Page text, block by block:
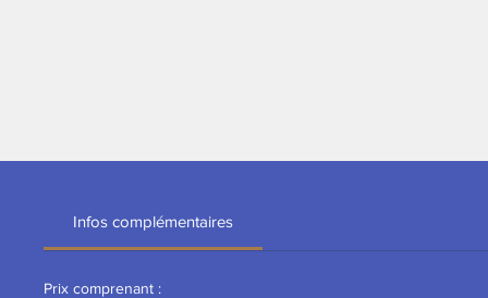
Infos complémentaires
Prix comprenant :